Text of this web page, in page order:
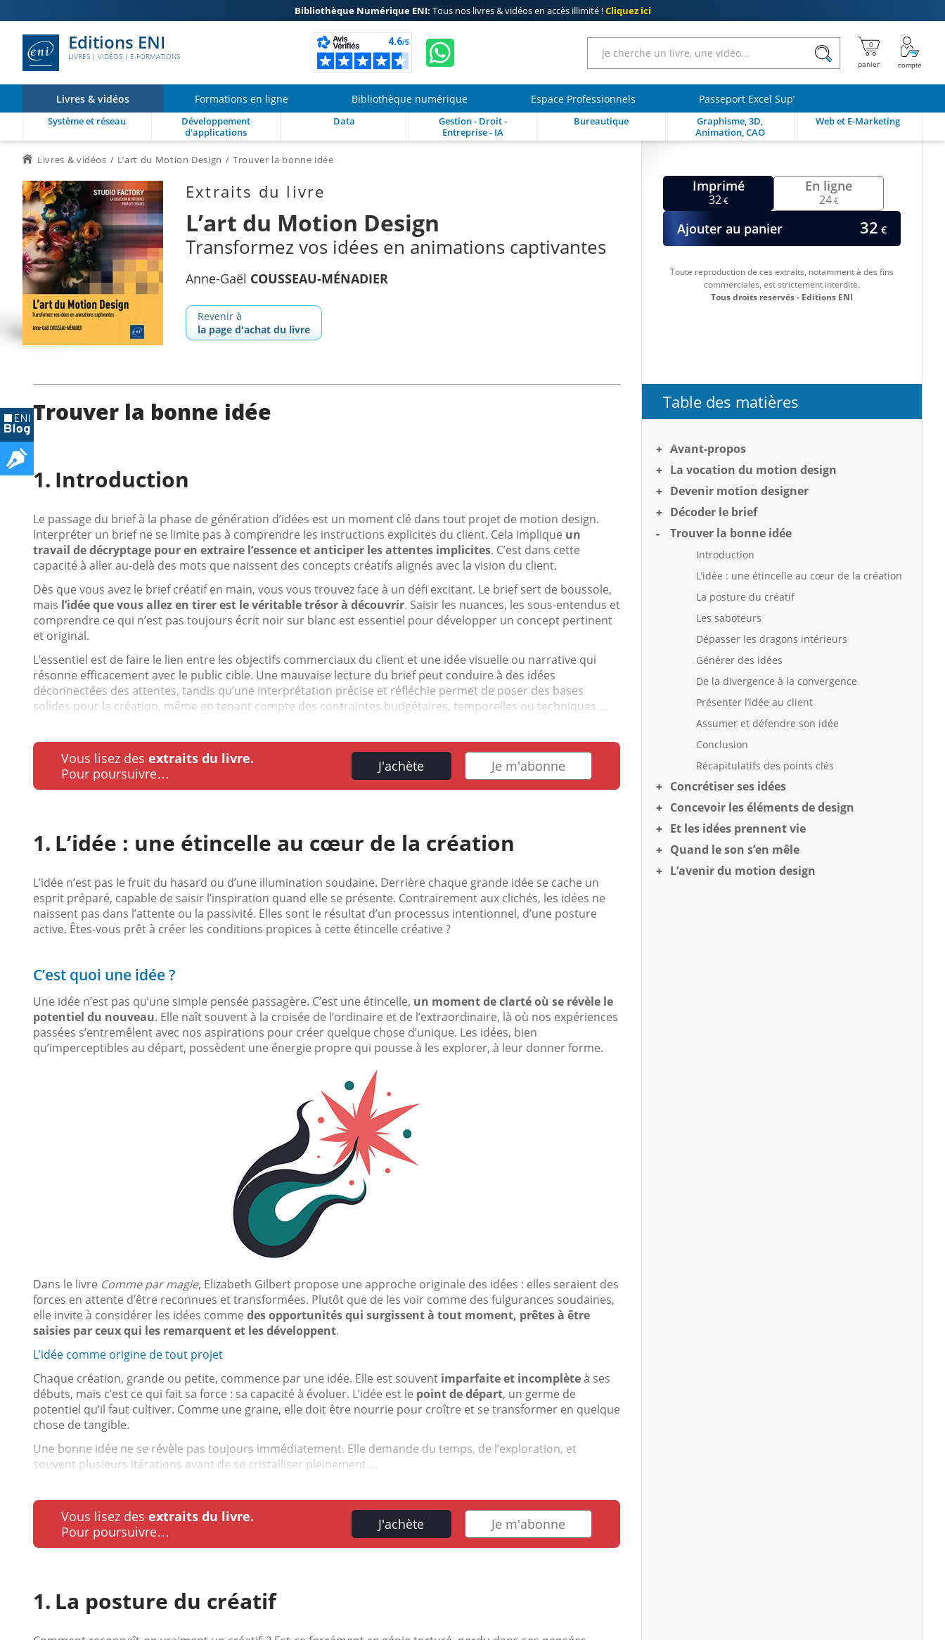
Bibliothèque Numérique ENI: Tous nos livres & vidéos en accès illimité !Cliquez ici
Editions ENI
LIVRES | VIDÉOS | E-FORMATIONS
Livres & vidéos Formations en ligne Bibliothèque numérique Espace Professionnels Passeport Excel Sup’
Système et réseau
Développement
d'applications
Data
Gestion - Droit -
Entreprise - IA
Bureautique
Graphisme, 3D,
Animation, CAO
Web et E-Marketing
Livres & vidéos L’art du Motion Design Trouver la bonne idée
Extraits du livre
L’art du Motion Design
Transformez vos idées en animations captivantes
Anne-Gaël COUSSEAU-MÉNADIER
Revenir à
la page d'achat du livre
Imprimé
32€
En ligne
24€
Ajouter au panier 32 €
Toute reproduction de ces extraits, notamment à des fins
commerciales, est strictement interdite.
Tous droits reservés - Editions ENI
Trouver la bonne idée
Introduction
Le passage du brief à la phase de génération d’idées est un moment clé dans tout projet de motion design.
Interpréter un brief ne se limite pas à comprendre les instructions explicites du client. Cela implique un
travail de décryptage pour en extraire l’essence et anticiper les attentes implicites. C’est dans cette
capacité à aller au-delà des mots que naissent des concepts créatifs alignés avec la vision du client.
Dès que vous avez le brief créatif en main, vous vous trouvez face à un défi excitant. Le brief sert de boussole,
mais l’idée que vous allez en tirer est le véritable trésor à découvrir. Saisir les nuances, les sous-entendus et
comprendre ce qui n’est pas toujours écrit noir sur blanc est essentiel pour développer un concept pertinent
et original.
L’essentiel est de faire le lien entre les objectifs commerciaux du client et une idée visuelle ou narrative qui
résonne efficacement avec le public cible. Une mauvaise lecture du brief peut conduire à des idées
déconnectées des attentes, tandis qu’une interprétation précise et réfléchie permet de poser des bases
solides pour la création, même en tenant compte des contraintes budgétaires, temporelles ou techniques....
Vous lisez des extraits du livre.
Pour poursuivre…
J'achète Je m'abonne
L’idée : une étincelle au cœur de la création
L’idée n’est pas le fruit du hasard ou d’une illumination soudaine. Derrière chaque grande idée se cache un
esprit préparé, capable de saisir l’inspiration quand elle se présente. Contrairement aux clichés, les idées ne
naissent pas dans l’attente ou la passivité. Elles sont le résultat d’un processus intentionnel, d’une posture
active. Êtes-vous prêt à créer les conditions propices à cette étincelle créative ?
C’est quoi une idée ?
Une idée n’est pas qu’une simple pensée passagère. C’est une étincelle, un moment de clarté où se révèle le
potentiel du nouveau. Elle naît souvent à la croisée de l’ordinaire et de l’extraordinaire, là où nos expériences
passées s’entremêlent avec nos aspirations pour créer quelque chose d’unique. Les idées, bien
qu’imperceptibles au départ, possèdent une énergie propre qui pousse à les explorer, à leur donner forme.
Dans le livre Comme par magie, Elizabeth Gilbert propose une approche originale des idées : elles seraient des
forces en attente d’être reconnues et transformées. Plutôt que de les voir comme des fulgurances soudaines,
elle invite à considérer les idées comme des opportunités qui surgissent à tout moment, prêtes à être
saisies par ceux qui les remarquent et les développent.
L’idée comme origine de tout projet
Chaque création, grande ou petite, commence par une idée. Elle est souvent imparfaite et incomplèteà ses
débuts, mais c’est ce qui fait sa force : sa capacité à évoluer. L’idée est le point de départ, un germe de
potentiel qu’il faut cultiver. Comme une graine, elle doit être nourrie pour croître et se transformer en quelque
chose de tangible.
Une bonne idée ne se révèle pas toujours immédiatement. Elle demande du temps, de l’exploration, et
souvent plusieurs itérations avant de se cristalliser pleinement....
Vous lisez des extraits du livre.
Pour poursuivre…
J'achète Je m'abonne
La posture du créatif
Table des matières
Avant-propos
La vocation du motion design
Devenir motion designer
Décoder le brief
Trouver la bonne idée
Introduction
L’idée : une étincelle au cœur de la création
La posture du créatif
Les saboteurs
Dépasser les dragons intérieurs
Générer des idées
De la divergence à la convergence
Présenter l’idée au client
Assumer et défendre son idée
Conclusion
Récapitulatifs des points clés
Concrétiser ses idées
Concevoir les éléments de design
Et les idées prennent vie
Quand le son s’en mêle
L’avenir du motion design